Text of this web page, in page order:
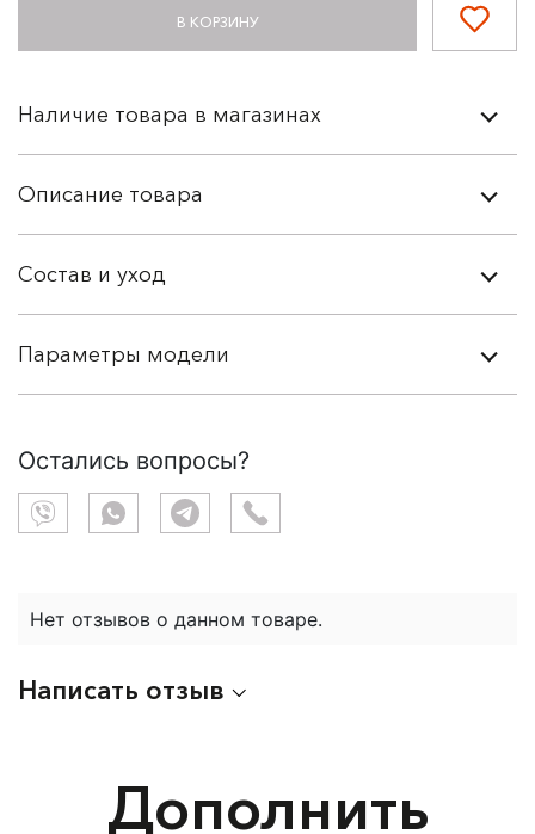
В КОРЗИНУ
Наличие товара в магазинах
Описание товара
Состав и уход
Параметры модели
Остались вопросы?
Нет отзывов о данном товаре.
Написать отзыв
Дополнить